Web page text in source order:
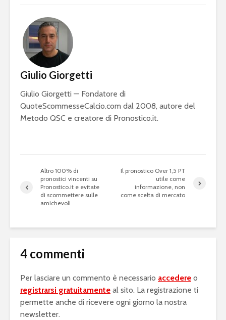
Giulio Giorgetti
Giulio Giorgetti — Fondatore di
QuoteScommesseCalcio.com dal 2008, autore del
Metodo QSC e creatore di Pronostico.it.
Altro 100% di
pronostici vincenti su
Pronostico.it e evitate
di scommettere sulle
amichevoli
Il pronostico Over 1,5 PT
utile come
informazione, non
come scelta di mercato
4 commenti
Per lasciare un commento è necessario accedere o
registrarsi gratuitamente al sito. La registrazione ti
permette anche di ricevere ogni giorno la nostra
newsletter.